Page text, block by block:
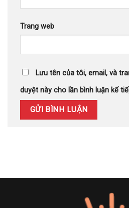
Trang web
Lưu tên của tôi, email, và
duyệt này cho lần bình luận kế